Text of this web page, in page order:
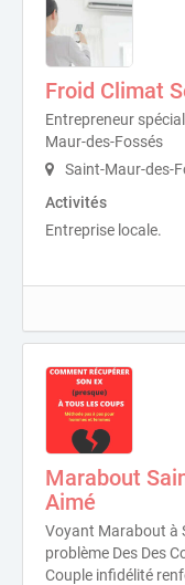
Froid Climat
Entrepreneur
Maur-des-Fossés
Saint-Maur-des-
Activités
Entreprise locale.
Marabout
Aimé
Voyant Marabout à
problème Des Des
Couple infidélité